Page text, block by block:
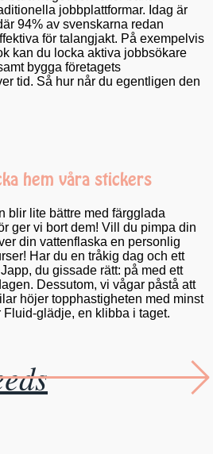
jobbplattformar. Idag är
94% av svenskarna redan
för talangjakt. På exempelvis
kan du locka aktiva jobbsökare
bygga företagets
tid. Så hur når du egentligen den
hem våra stickers
blir lite bättre med färgglada
ger vi bort dem! Vill du pimpa din
din vattenflaska en personlig
Har du en tråkig dag och ett
du gissade rätt: på med ett
Dessutom, vi vågar påstå att
höjer topphastigheten med minst
glädje, en klibba i taget.